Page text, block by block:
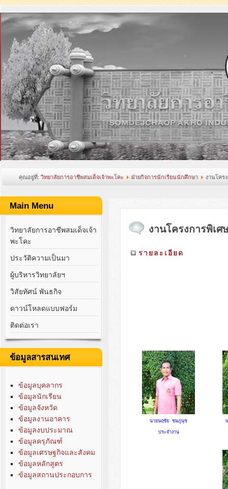
คุณอยู่ที่: วิทยาลัยการอาชีพสมเด็จเจ้าพะโคะ ฝ่ายกิจการนักเรียนนักศึกษา งานโคร
Main Menu
วิทยาลัยการอาชีพสมเด็จเจ้า
พะโคะ
ประวัติความเป็นมา
ผู้บริหารวิทยาลัยฯ
วิสัยทัศน์ พันธกิจ
ดาวน์โหลดแบบฟอร์ม
ติดต่อเรา
ข้อมูลสารสนเทศ
ข้อมูลบุคลากร
ข้อมูลนักเรียน
ข้อมูลจังหวัด
ข้อมูลงานอาคาร
ข้อมูลงบประมาณ
ข้อมูลครุภัณฑ์
ข้อมูลเศรษฐกิจและสังคม
ข้อมูลหลักสูตร
ข้อมูลสถานประกอบการ
งานโครงการพิเ
รายละเอียด
นายนฤชัย ชมภูนุช
ประจำงาน